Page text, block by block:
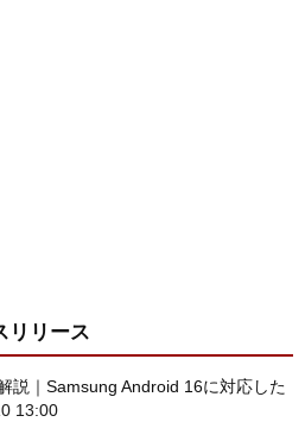
リリース
説｜Samsung Android 16に対応した
13:00